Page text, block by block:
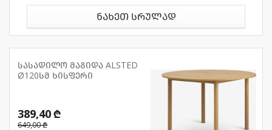
ნახეთ სრულად
სასადილო მაგიდა ALSTED
Ø120სმ ხისფერი
389,40 ₾
649,00 ₾